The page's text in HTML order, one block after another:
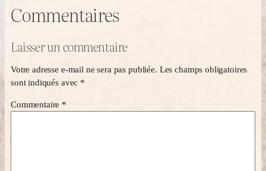
Commentaires
Laisser un commentaire
Votre adresse e-mail ne sera pas publiée. Les champs obligatoires
sont indiqués avec *
Commentaire *